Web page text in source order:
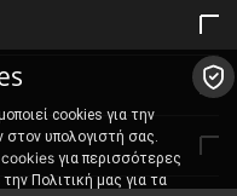
cookies για την
υπολογιστή σας.
cookiesγια περισσότερες
Πολιτική μας για τα